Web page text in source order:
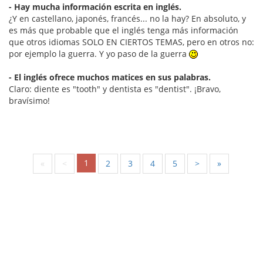
- Hay mucha información escrita en inglés.
¿Y en castellano, japonés, francés... no la hay? En absoluto, y
es más que probable que el inglés tenga más información
que otros idiomas SOLO EN CIERTOS TEMAS, pero en otros no:
por ejemplo la guerra. Y yo paso de la guerra
- El inglés ofrece muchos matices en sus palabras.
Claro: diente es "tooth" y dentista es "dentist". ¡Bravo,
bravísimo!
« < 1 2 3 4 5 > »